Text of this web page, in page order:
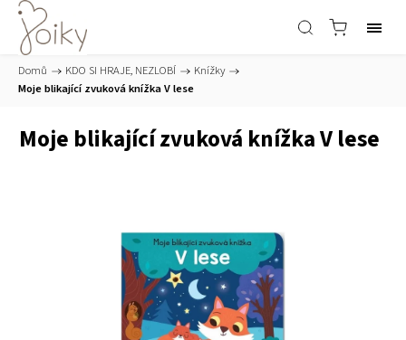
Domů / KDO SI HRAJE, NEZLOBÍ / Knížky /
Moje blikající zvuková knížka V lese
Moje blikající zvuková knížka V lese